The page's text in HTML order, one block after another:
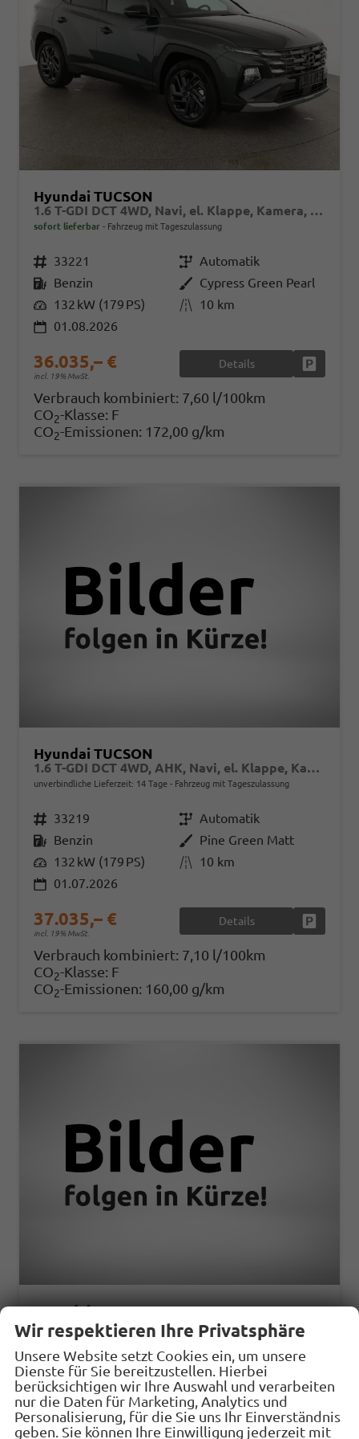
Hyundai TUCSON
1.6 T-GDI DCT 4WD, Navi, el. Klappe, Kamera, Side, Winter, 19-Zoll
sofort lieferbar Fahrzeug mit Tageszulassung
Fahrzeugnr. 33221 GetriebeAutomatik
Kraftstoff Benzin AußenfarbeCypress Green Pearl
Leistung 132 kW (179 PS) Kilometerstand 10 km
01.08.2026
36.035,– €
incl. 19% MwSt.
Details
Verbrauch kombiniert: 7,60 l/100km
CO2-Klasse: F
CO2-Emissionen: 172,00 g/km
Hyundai TUCSON
1.6 T-GDI DCT 4WD, AHK, Navi, el. Klappe, Kamera, Side, Winter, 19-Zoll
unverbindliche Lieferzeit: 14 Tage Fahrzeug mit Tageszulassung
Fahrzeugnr. 33219 GetriebeAutomatik
Kraftstoff Benzin AußenfarbePine Green Matt
Leistung 132 kW (179 PS) Kilometerstand 10 km
01.07.2026
37.035,– €
incl. 19% MwSt.
Details
Verbrauch kombiniert: 7,10 l/100km
CO2-Klasse: F
CO2-Emissionen: 160,00 g/km
Hyundai TUCSON
unverbindliche Lieferzeit: Fahrzeug mit Tageszulassung
Fahrzeugnr.33222 GetriebeAutomatik
KraftstoffBenzin Außenfarbe
Ecotronic Gray Pearl
Leistung132 kW (179 PS) Kilometerstand10 km
Wir respektieren Ihre Privatsphäre
Unsere Website setzt Cookies ein, um unsere
Dienste für Sie bereitzustellen. Hierbei
berücksichtigen wir Ihre Auswahl und verarbeiten
nur die Daten für Marketing, Analytics und
Personalisierung, für die Sie uns Ihr Einverständnis
geben. Sie können Ihre Einwilligung jederzeit mit